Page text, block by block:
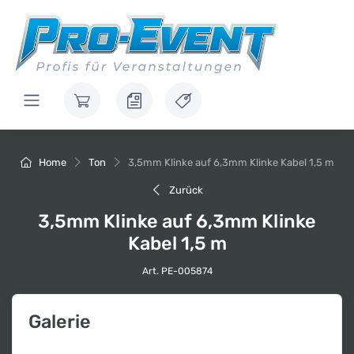
Home Ton 3,5mm Klinke auf 6,3mm Klinke Kabel 1,5 m
Zurück
3,5mm Klinke auf 6,3mm Klinke
Kabel 1,5 m
Art. PE-005874
Galerie